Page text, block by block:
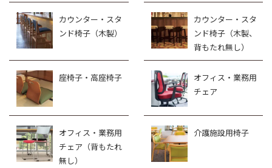
カウンター・スタ
ンド椅子（木製）
カウンター・スタ
ンド椅子（木製、
背もたれ無し）
座椅子・高座椅子
オフィス・業務用
チェア
オフィス・業務用
チェア（背もたれ
無し）
介護施設用椅子